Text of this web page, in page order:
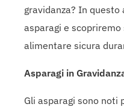
gravidanza? In
asparagi e
alimentare sicura
Asparagi in
Gli asparagi sono noti